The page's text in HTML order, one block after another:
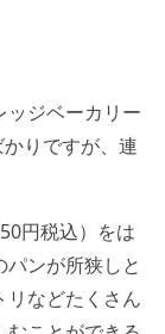
ッジベーカリー
りですが、連
円税込）をは
ンが所狭しと
リなどたくさん